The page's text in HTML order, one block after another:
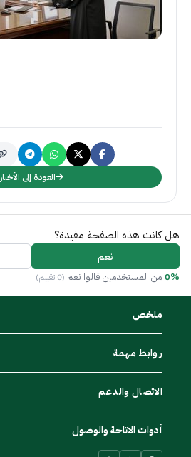
العودة إلى الأخبار
هل كانت هذه الصفحة مفيدة؟
نعم
0% من المستخدمين قالوا نعم (0 تقييم)
ملخص
روابط مهمة
الاتصال والدعم
أدوات الاتاحة والوصول